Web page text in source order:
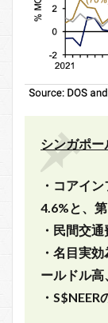
シンガポー
・コアイ
4.6%と、
・民間交
・名目実
ールドル高
・